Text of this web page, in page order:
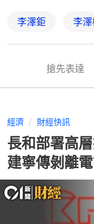
李澤鉅 李
搶先表達
經濟 財經快訊
長和部署高
建寧傳剝離